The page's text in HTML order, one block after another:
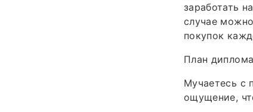
заработать
случае
покупок
План
Мучаетесь с
ощущение,